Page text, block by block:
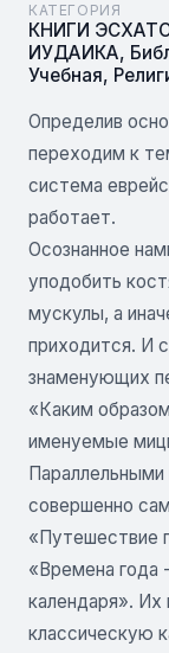
КАТЕГОРИЯ
КНИГИ
ИУДАИКА,
Учебная,
Определив
переходим к
система
работает.
Осознанное
уподобить
мускулы, а
приходится. И
знаменующих
«Каким
именуемые
совершенно
«Путешествие
«Времена года
календаря». Их
классическую